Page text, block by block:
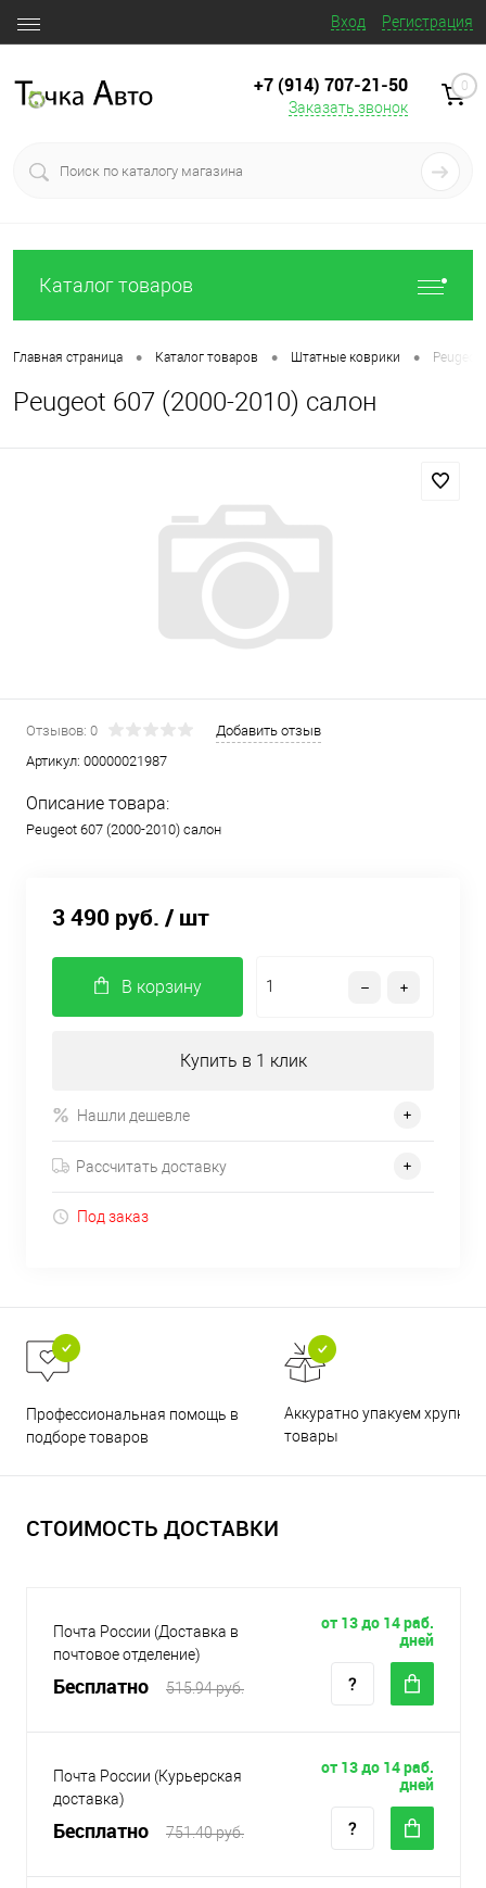
Вход Регистрация
+7 (914) 707‒21‒50
Заказать звонок
0
Каталог товаров
Главная страница • Каталог товаров • Штатные коврики •
Peugeot 607 (2000-2010) салон
Отзывов: 0
Добавить отзыв
Артикул: 00000021987
Описание товара:
Peugeot 607 (2000-2010) салон
3 490 руб. / шт
В корзину
Купить в 1 клик
Нашли дешевле
Рассчитать доставку
Под заказ
Профессиональная помощь в
подборе товаров
Аккуратно упакуем хрупкие
товары
СТОИМОСТЬ ДОСТАВКИ
Почта России (Доставка в
почтовое отделение)
Бесплатно 515.94 руб.
от 13 до 14 раб.
дней
Почта России (Курьерская
доставка)
Бесплатно 751.40 руб.
от 13 до 14 раб.
дней